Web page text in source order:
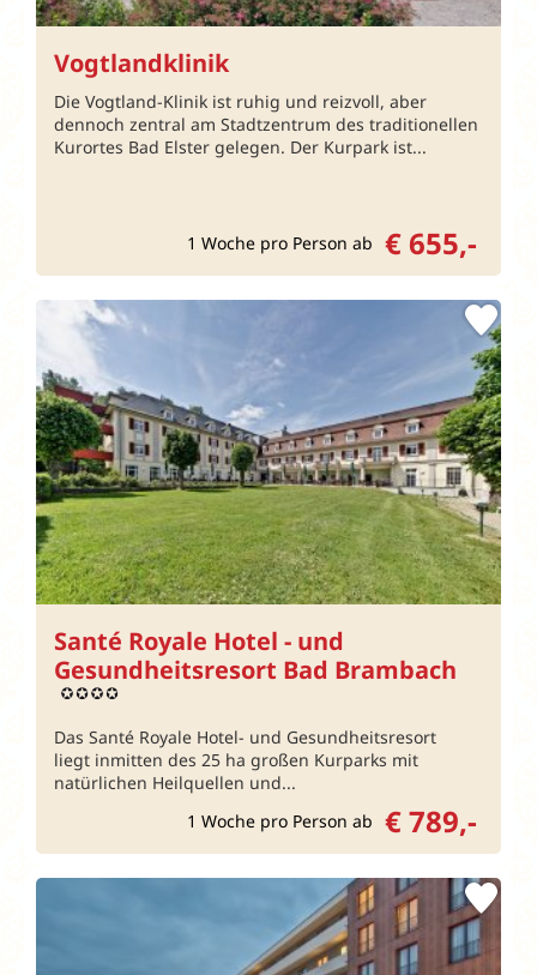
Vogtlandklinik
Die Vogtland-Klinik ist ruhig und reizvoll, aber
dennoch zentral am Stadtzentrum des traditionellen
Kurortes Bad Elster gelegen. Der Kurpark ist...
1 Woche pro Person ab € 655,-
Santé Royale Hotel - und
Gesundheitsresort Bad Brambach
Das Santé Royale Hotel- und Gesundheitsresort
liegt inmitten des 25 ha großen Kurparks mit
natürlichen Heilquellen und...
1 Woche pro Person ab € 789,-